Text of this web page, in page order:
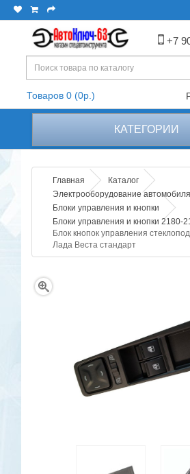
+7
Товаров 0 (0р.)
КАТЕГОРИИ
Главная
Каталог
Электрооборудование автомобиля
Блоки управления и кнопки
Блоки управления и кнопки 2180-
Блок кнопок управления
Лада Веста стандарт